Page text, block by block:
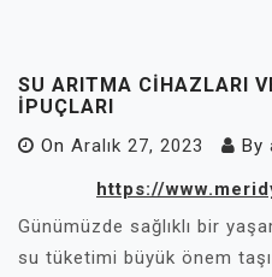
SU ARITMA CIHAZLARI
İPUÇLARI
On Aralık 27, 2023 By
https://
Günümüzde sağlıklı bir
su tüketimi büyük önem